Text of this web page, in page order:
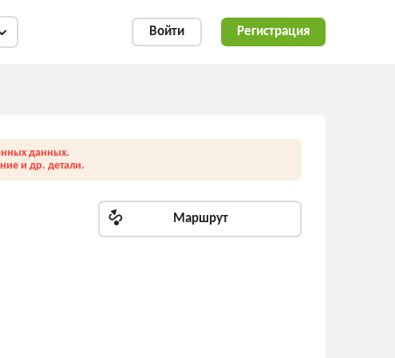
Войти Регистрация
данных.
и др. детали.
Маршрут